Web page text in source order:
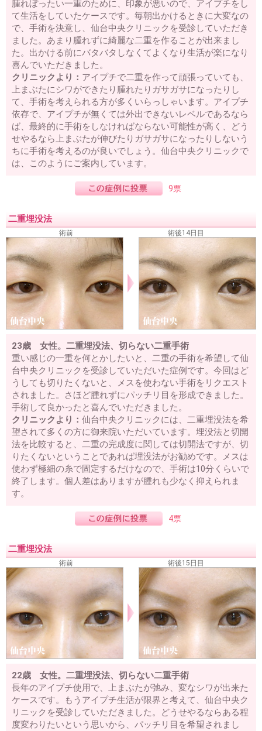
腫れぼったい一重のために、印象が悪いので、アイプチをし
て生活をしていたケースです。毎朝出かけるときに大変なの
で、手術を決意し、仙台中央クリニックを受診していただき
ました。あまり腫れずに綺麗な二重を作ることが出来まし
た。出かける前にバタバタしなくてよくなり生活が楽になり
喜んでいただきました。
クリニックより： アイプチで二重を作って頑張っていても、
上まぶたにシワができたり腫れたりガサガサになったりし
て、手術を考えられる方が多くいらっしゃいます。アイプチ
依存で、アイプチが無くては外出できないレベルであるなら
ば、最終的に手術をしなければならない可能性が高く、どう
せやるなら上まぶたが伸びたりガサガサになったりしないう
ちに手術を考えるのが良いでしょう。仙台中央クリニックで
は、このようにご案内しています。
9票
二重埋没法
術前 術後14日目
23歳 女性。二重埋没法、切らない二重手術
重い感じの一重を何とかしたいと、二重の手術を希望して仙
台中央クリニックを受診していただいた症例です。今回はど
うしても切りたくないと、メスを使わない手術をリクエスト
されました。さほど腫れずにパッチリ目を形成できました。
手術して良かったと喜んでいただきました。
クリニックより： 仙台中央クリニックには、二重埋没法を希
望されて多くの方に御来院いただいています。埋没法と切開
法を比較すると、二重の完成度に関しては切開法ですが、切
りたくないということであれば埋没法がお勧めです。メスは
使わず極細の糸で固定するだけなので、手術は10分くらいで
終了します。個人差はありますが腫れも少なく抑えられま
す。
4票
二重埋没法
術前 術後15日目
22歳 女性。二重埋没法、切らない二重手術
長年のアイプチ使用で、上まぶたが弛み、変なシワが出来た
ケースです。もうアイプチ生活が限界と考えて、仙台中央ク
リニックを受診していただきました。どうせやるならある程
度変わりたいという思いから、パッチリ目を希望されまし